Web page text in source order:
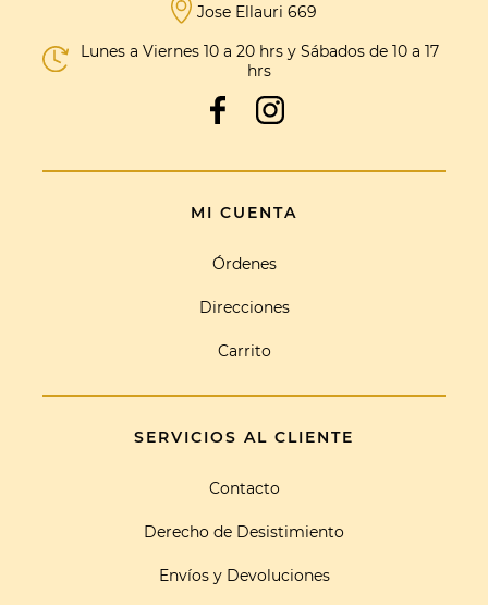
Jose Ellauri 669
Lunes a Viernes 10 a 20 hrs y Sábados de 10 a 17
hrs
MI CUENTA
Órdenes
Direcciones
Carrito
SERVICIOS AL CLIENTE
Contacto
Derecho de Desistimiento
Envíos y Devoluciones